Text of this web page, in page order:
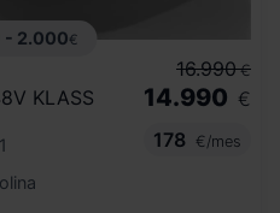
- 2.000€
KLASS
16.990 €
14.990 €
178
€/mes